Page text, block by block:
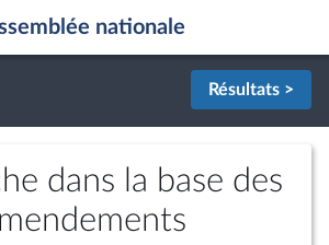
nationale
Résultats >
dans la base des